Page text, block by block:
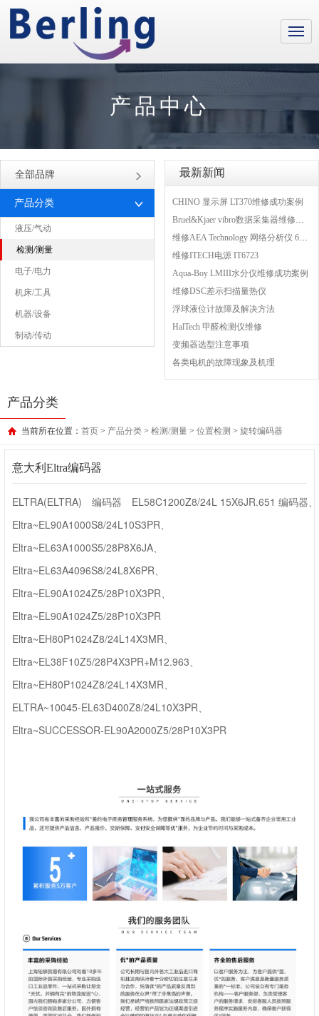
产品中心
全部品牌
产品分类
液压/气动
检测/测量
电子/电力
机床/工具
机器/设备
制动/传动
最新新闻
CHINO 显示屏 LT370维修成功案例
Bruel&Kjaer vibro数据采集器维修成功案例
维修AEA Technology 网络分析仪 6015-1010
维修ITECH电源 IT6723
Aqua-Boy LMIII水分仪维修成功案例
维修DSC差示扫描量热仪
浮球液位计故障及解决方法
HalTech 甲醛检测仪维修
变频器选型注意事项
各类电机的故障现象及机理
产品分类
当前所在位置： 首页 > 产品分类 > 检测/测量 > 位置检测 > 旋转编码器
意大利Eltra编码器
ELTRA(ELTRA) 编码器 EL58C1200Z8/24L 15X6JR.651 编码器、
Eltra~EL90A1000S8/24L10S3PR、
Eltra~EL63A1000S5/28P8X6JA、
Eltra~EL63A4096S8/24L8X6PR、
Eltra~EL90A1024Z5/28P10X3PR、
Eltra~EL90A1024Z5/28P10X3PR
Eltra~EH80P1024Z8/24L14X3MR、
Eltra~EL38F10Z5/28P4X3PR+M12.963、
Eltra~EH80P1024Z8/24L14X3MR、
ELTRA~10045-EL63D400Z8/24L10X3PR、
Eltra~SUCCESSOR-EL90A2000Z5/28P10X3PR